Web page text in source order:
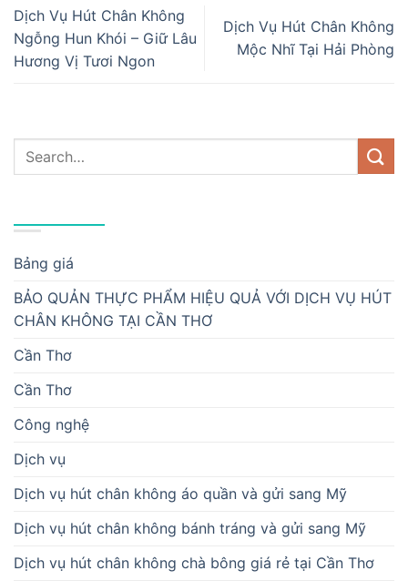
Dịch Vụ Hút Chân Không
Ngỗng Hun Khói – Giữ Lâu
Hương Vị Tươi Ngon
Dịch Vụ Hút Chân Không
Mộc Nhĩ Tại Hải Phòng
Bảng giá
BẢO QUẢN THỰC PHẨM HIỆU QUẢ VỚI DỊCH VỤ HÚT
CHÂN KHÔNG TẠI CẦN THƠ
Cần Thơ
Cần Thơ
Công nghệ
Dịch vụ
Dịch vụ hút chân không áo quần và gửi sang Mỹ
Dịch vụ hút chân không bánh tráng và gửi sang Mỹ
Dịch vụ hút chân không chà bông giá rẻ tại Cần Thơ